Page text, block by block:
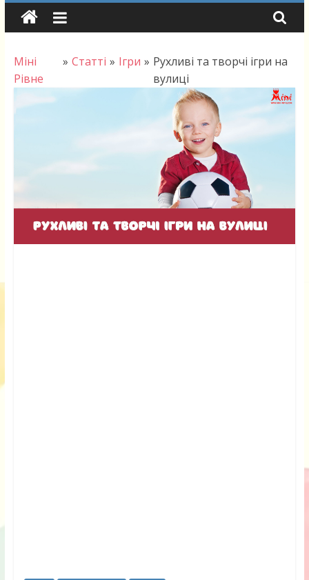
Skip
Міні
Рівне
» Статті » Ігри » Рухливі та творчі ігри на
вулиці